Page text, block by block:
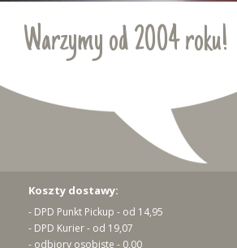
Warzymy od 2004 roku!
Koszty dostawy:
- DPD Punkt Pickup - od 14,95
- DPD Kurier - od 19,07
- odbiory osobiste - 0,00